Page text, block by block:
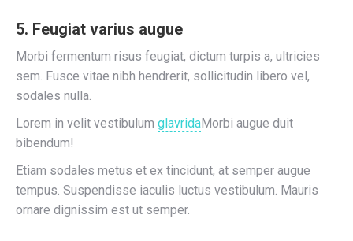
5. Feugiat varius augue
Morbi fermentum risus feugiat, dictum turpis a, ultricies
sem. Fusce vitae nibh hendrerit, sollicitudin libero vel,
sodales nulla.
Lorem in velit vestibulum glavridaMorbi augue duit
bibendum!
Etiam sodales metus et ex tincidunt, at semper augue
tempus. Suspendisse iaculis luctus vestibulum. Mauris
ornare dignissim est ut semper.